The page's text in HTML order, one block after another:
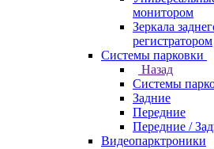
монитором
Зеркала
регистратором
Системы парковки
Назад
Системы
Задние
Передние
Передние /
Видеопарктроники